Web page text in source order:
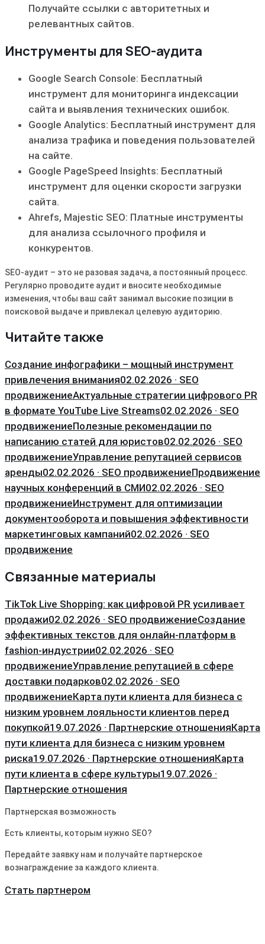
Получайте ссылки с авторитетных и
релевантных сайтов.
Инструменты для SEO-аудита
Google Search Console: Бесплатный
инструмент для мониторинга индексации
сайта и выявления технических ошибок.
Google Analytics: Бесплатный инструмент для
анализа трафика и поведения пользователей
на сайте.
Google PageSpeed Insights: Бесплатный
инструмент для оценки скорости загрузки
сайта.
Ahrefs, Majestic SEO: Платные инструменты
для анализа ссылочного профиля и
конкурентов.
SEO-аудит – это не разовая задача, а постоянный процесс.
Регулярно проводите аудит и вносите необходимые
изменения, чтобы ваш сайт занимал высокие позиции в
поисковой выдаче и привлекал целевую аудиторию.
Читайте также
Создание инфографики – мощный инструмент
привлечения внимания02.02.2026 · SEO
продвижениеАктуальные стратегии цифрового PR
в формате YouTube Live Streams02.02.2026 · SEO
продвижениеПолезные рекомендации по
написанию статей для юристов02.02.2026 · SEO
продвижениеУправление репутацией сервисов
аренды02.02.2026 · SEO продвижениеПродвижение
научных конференций в СМИ02.02.2026 · SEO
продвижениеИнструмент для оптимизации
документооборота и повышения эффективности
маркетинговых кампаний02.02.2026 · SEO
продвижение
Связанные материалы
TikTok Live Shopping: как цифровой PR усиливает
продажи02.02.2026 · SEO продвижениеСоздание
эффективных текстов для онлайн-платформ в
fashion-индустрии02.02.2026 · SEO
продвижениеУправление репутацией в сфере
доставки подарков02.02.2026 · SEO
продвижениеКарта пути клиента для бизнеса с
низким уровнем лояльности клиентов перед
покупкой19.07.2026 · Партнерские отношенияКарта
пути клиента для бизнеса с низким уровнем
риска19.07.2026 · Партнерские отношенияКарта
пути клиента в сфере культуры19.07.2026 ·
Партнерские отношения
Партнерская возможность
Есть клиенты, которым нужно SEO?
Передайте заявку нам и получайте партнерское
вознаграждение за каждого клиента.
Стать партнером